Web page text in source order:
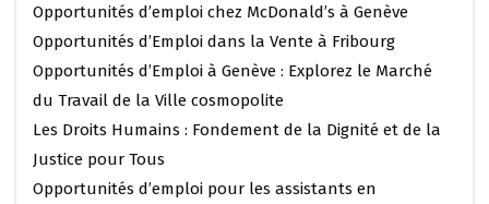
Opportunités d’emploi chez McDonald’s à Genève
Opportunités d’Emploi dans la Vente à Fribourg
Opportunités d’Emploi à Genève : Explorez le Marché
du Travail de la Ville cosmopolite
Les Droits Humains : Fondement de la Dignité et de la
Justice pour Tous
Opportunités d’emploi pour les assistants en